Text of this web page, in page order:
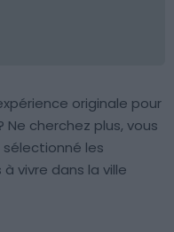
originale pour
Ne cherchez plus, vous
les
vivre dans la ville